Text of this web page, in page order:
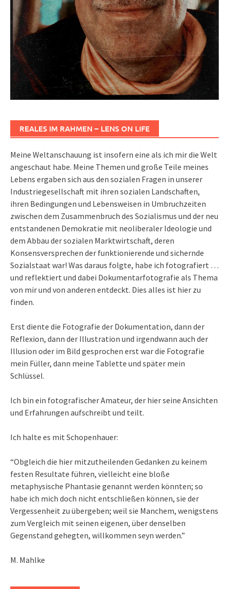
REALES IM RAHMEN – LENS ON LIFE
Meine Weltanschauung ist insofern eine als ich mir die Welt
angeschaut habe. Meine Themen und große Teile meines
Lebens ergaben sich aus den sozialen Fragen in unserer
Industriegesellschaft mit ihren sozialen Landschaften,
ihren Bedingungen und Lebensweisen in Umbruchzeiten
zwischen dem Zusammenbruch des Sozialismus und der neu
entstandenen Demokratie mit neoliberaler Ideologie und
dem Abbau der sozialen Marktwirtschaft, deren
Konsensversprechen der funktionierende und sichernde
Sozialstaat war! Was daraus folgte, habe ich fotografiert …
und reflektiert und dabei Dokumentarfotografie als Thema
von mir und von anderen entdeckt. Dies alles ist hier zu
finden.
Erst diente die Fotografie der Dokumentation, dann der
Reflexion, dann der Illustration und irgendwann auch der
Illusion oder im Bild gesprochen erst war die Fotografie
mein Füller, dann meine Tablette und später mein
Schlüssel.
Ich bin ein fotografischer Amateur, der hier seine Ansichten
und Erfahrungen aufschreibt und teilt.
Ich halte es mit Schopenhauer:
“Obgleich die hier mitzutheilenden Gedanken zu keinem
festen Resultate führen, vielleicht eine bloße
metaphysische Phantasie genannt werden könnten; so
habe ich mich doch nicht entschließen können, sie der
Vergessenheit zu übergeben; weil sie Manchem, wenigstens
zum Vergleich mit seinen eigenen, über denselben
Gegenstand gehegten, willkommen seyn werden.”
M. Mahlke